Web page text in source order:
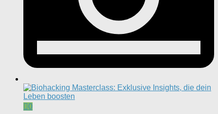
0